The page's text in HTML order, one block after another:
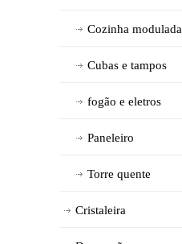
Cozinha modulada
Cubas e tampos
fogão e eletros
Paneleiro
Torre quente
Cristaleira